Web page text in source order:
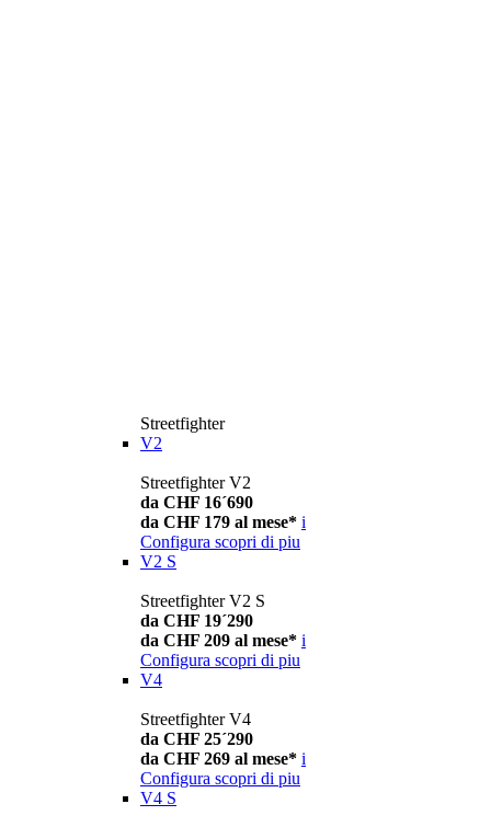
Streetfighter
V2
Streetfighter V2
da CHF 16´690
da CHF 179 al mese* i
Configura scopri di piu
V2 S
Streetfighter V2 S
da CHF 19´290
da CHF 209 al mese* i
Configura scopri di piu
V4
Streetfighter V4
da CHF 25´290
da CHF 269 al mese* i
Configura scopri di piu
V4 S